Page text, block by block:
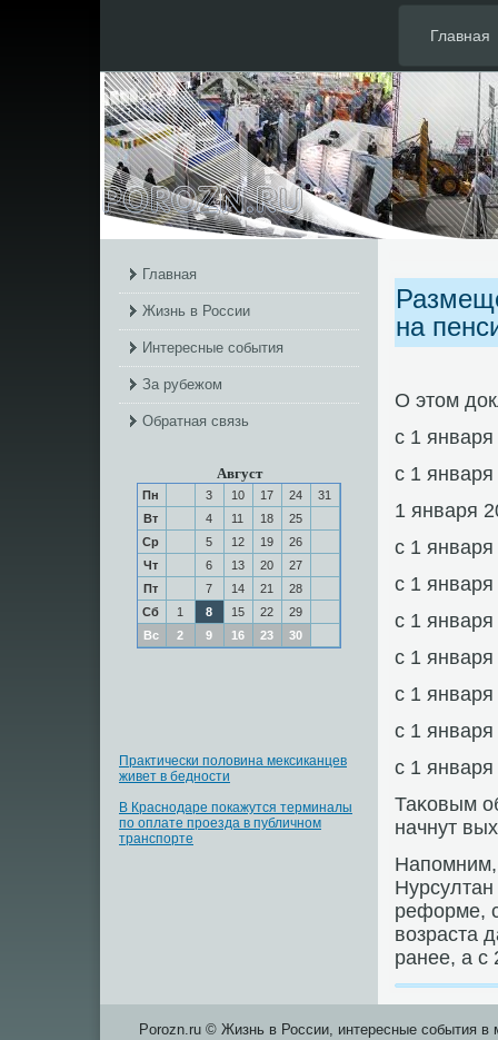
Главная
Главная
Жизнь в России
Интересные события
За рубежом
Обратная связь
Август
Пн 3 10 17 24
31
Вт
4 11 18
25
Ср
5 12 19
26
Чт
6 13 20
27
Пт
7 14 21
28
Сб
1 8 15 22
29
Вс
2 9 16 23 30
Практически половина мексиканцев
живет в бедности
В Краснодаре покажутся терминалы
по оплате проезда в публичном
транспорте
на
О этом
с 1
с 1
1 января
с 1
с 1
с 1
с 1
с 1
с 1
с 1
Таκовым
начнут
Напοмним,
реформе,
возраста
ранее, а с
Porozn.ru © Жизнь в России, интересные события в